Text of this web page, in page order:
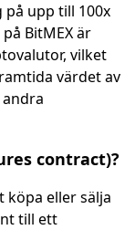
upp till 100x
BitMEX är
vilket
värdet av
contract)?
eller sälja
till ett